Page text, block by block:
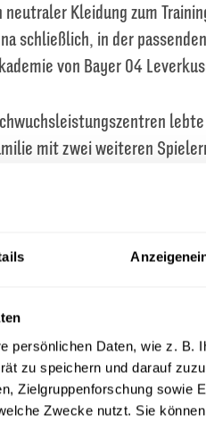
persönlichen Daten, wie z. B.
zu speichern und darauf
Zielgruppenforschung sowie
Zwecke nutzt. Sie
Kleidung zum
schließlich, in der
von Bayer 04
mit zwei weiteren
Hannas Trauzeuge. Bei
und stand
auf dem Platz.
sodass Abu Hanna ab
Highlight seiner damals
2015, bei der er in